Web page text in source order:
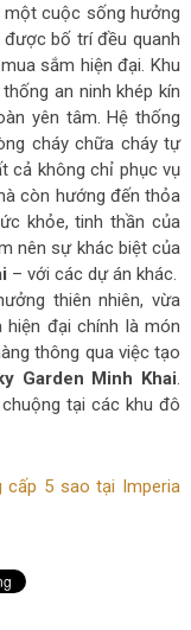
cuộc sống hưởng
bố trí đều quanh
sắm hiện đại. Khu
an ninh khép kín
yên tâm. Hệ thống
cháy chữa cháy tự
cả không chỉ phục vụ
còn hướng đến thỏa
khỏe, tinh thần của
nên sự khác biệt của
– với các dự án khác.
thiên nhiên, vừa
hiện đại chính là món
thông qua việc tạo
Garden Minh Khai
tại các khu đô
cấp 5 sao tại Imperia